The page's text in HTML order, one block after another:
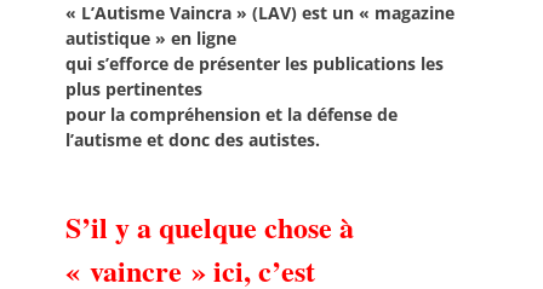
« L’Autisme Vaincra » (LAV) est un « magazine
autistique » en ligne
qui s’efforce de présenter les publications les
plus pertinentes
pour la compréhension et la défense de
l’autisme et donc des autistes.
S’il y a quelque chose à
« vaincre » ici, c’est